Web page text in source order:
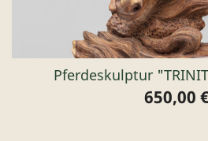
Pferdeskulptur
Preis
650,00